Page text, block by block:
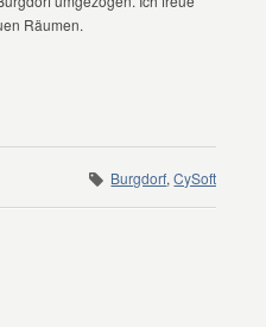
Räumen.
Burgdorf,CySoft